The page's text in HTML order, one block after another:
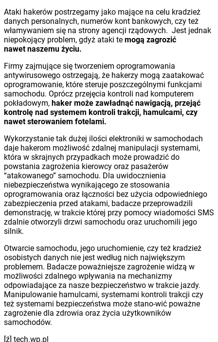
Ataki hakerów postrzegamy jako mające na celu kradzież
danych personalnych, numerów kont bankowych, czy też
włamywaniem się na strony agencji rządowych. Jest jednak
niepokojący problem, gdyż ataki te mogą zagrozić
nawet naszemu życiu.
Firmy zajmujące się tworzeniem oprogramowania
antywirusowego ostrzegają, że hakerzy mogą zaatakować
oprogramowanie, które steruje poszczególnymi funkcjami
samochodu. Oprócz przejęcia kontroli nad komputerem
pokładowym, haker może zawładnąć nawigacją, przejąć
kontrolę nad systemem kontroli trakcji, hamulcami, czy
nawet sterowaniem fotelami.
Wykorzystanie tak dużej ilości elektroniki w samochodach
daje hakerom możliwość zdalnej manipulacji systemami,
która w skrajnych przypadkach może prowadzić do
powstania zagrożenia kierowcy oraz pasażerów
“atakowanego” samochodu. Dla uwidocznienia
niebezpieczeństwa wynikającego ze stosowania
oprogramowania oraz łączności bez użycia odpowiedniego
zabezpieczenia przed atakami, badacze przeprowadzili
demonstrację, w trakcie której przy pomocy wiadomości SMS
zdalnie otworzyli drzwi samochodu oraz uruchomili jego
silnik.
Otwarcie samochodu, jego uruchomienie, czy też kradzież
osobistych danych nie jest według nich największym
problemem. Badacze poważniejsze zagrożenie widzą w
możliwości zdalnego wpływania na mechanizmy
odpowiadające za nasze bezpieczeństwo w trakcie jazdy.
Manipulowanie hamulcami, systemami kontroli trakcji czy
też systemami bezpieczeństwa może stano-wić poważne
zagrożenie dla zdrowia oraz życia użytkowników
samochodów.
[ź] tech.wp.pl